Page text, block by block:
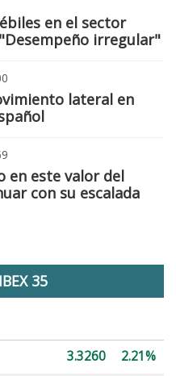
en el sector
irregular"
lateral en
en este valor del
con su escalada
35
3.3260
2.21%